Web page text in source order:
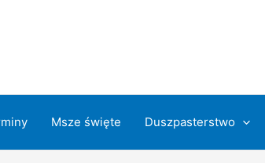
Msze święte Duszpasterstwo